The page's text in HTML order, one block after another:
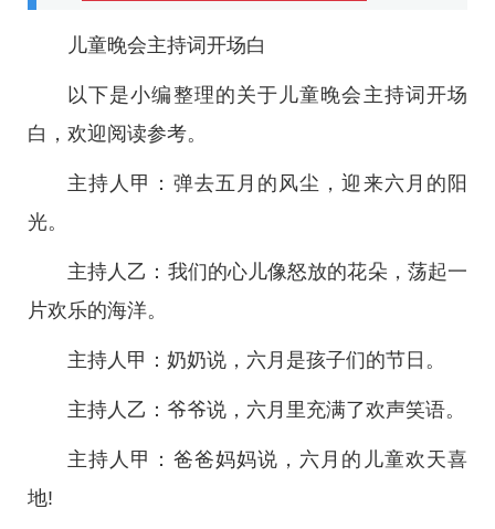
儿童晚会主持词开场白
以下是小编整理的关于儿童晚会主持词开场
白，欢迎阅读参考。
主持人甲：弹去五月的风尘，迎来六月的阳
光。
主持人乙：我们的心儿像怒放的花朵，荡起一
片欢乐的海洋。
主持人甲：奶奶说，六月是孩子们的节日。
主持人乙：爷爷说，六月里充满了欢声笑语。
主持人甲：爸爸妈妈说，六月的儿童欢天喜
地!